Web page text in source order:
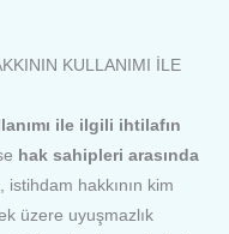
KULLANIMI İLE
ile ilgili ihtilafın
hak sahipleri arasında
istihdam hakkının kim
üzere uyuşmazlık